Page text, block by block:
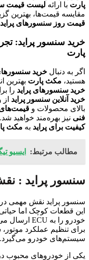
پارت با ارائه لیست قیمت
مقایسه قیمت‌ها، بهترین
قیمت روز سنسورهای پراید
خرید سنسور پراید:
پارت
اگر به دنبال خرید
هستید، مکث پارت بهترین
خرید سنسورهای پراید را
خرید آنلاین سنسور پراید
بالای محصولات و
فنی نیز بهره‌مند خواهید
کیفیت برای پراید به مکث
مطالب مرتبط: ایسیو تیگو 7
سنسور پراید :
سنسور پراید نقش مهمی
این قطعات کوچک اما
برای تنظیم عملکرد
سیستم‌های خودرو می‌گیرد.
یکی از خودروهای محبوب